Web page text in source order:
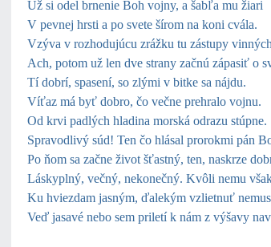
Už si odel brnenie Boh vojny, a šabľa mu žiari
V pevnej hrsti a po svete šírom na koni cvála.
Vzýva v rozhodujúcu zrážku tu zástupy
Ach, potom už len dve strany začnú zápasiť o
Tí dobrí, spasení, so zlými v bitke sa nájdu.
Víťaz má byť dobro, čo večne prehralo vojnu.
Od krvi padlých hladina morská odrazu stúpne.
Spravodlivý súd! Ten čo hlásal prorokmi pán
Po ňom sa začne život šťastný, ten, naskrze
Láskyplný, večný, nekonečný. Kvôli nemu
Ku hviezdam jasným, ďalekým vzlietnuť
Veď jasavé nebo sem priletí k nám z výšavy